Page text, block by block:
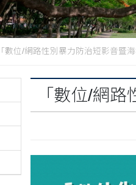
「數位/網路性別暴力防治短影音暨
「數位/網